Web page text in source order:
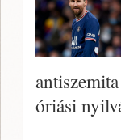
óriási